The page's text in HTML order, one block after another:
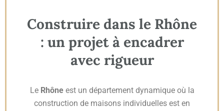
Construire dans le Rhône
: un projet à encadrer
avec rigueur
Le Rhôneest un département dynamique où la
construction de maisons individuelles est en